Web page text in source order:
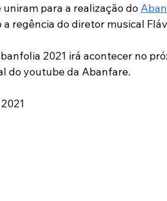
para a realização do
regência do diretor musical
2021 irá acontecer no
do youtube da Abanfare.